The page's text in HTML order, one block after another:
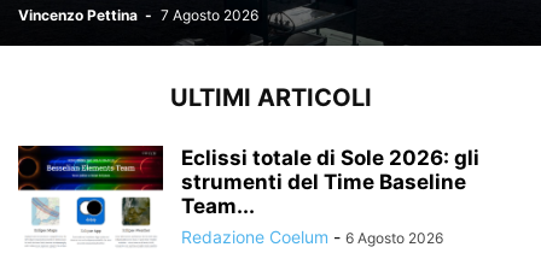
Vincenzo Pettina - 7 Agosto 2026
ULTIMI ARTICOLI
Eclissi totale di Sole 2026: gli
strumenti del Time Baseline
Team...
Redazione Coelum - 6 Agosto 2026